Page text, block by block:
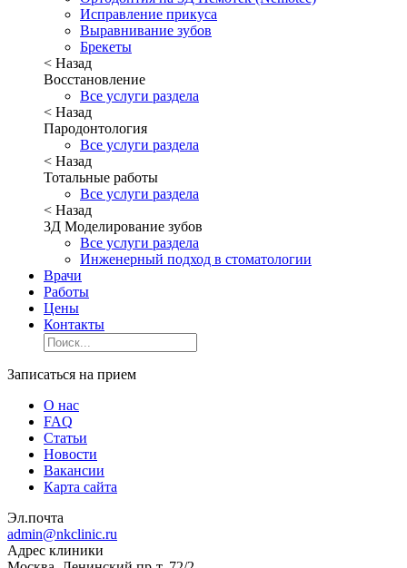
Исправление прикуса
Выравнивание зубов
Брекеты
< Назад
Восстановление
Все услуги раздела
< Назад
Пародонтология
Все услуги раздела
< Назад
Тотальные работы
Все услуги раздела
< Назад
3Д Моделирование зубов
Все услуги раздела
Инженерный подход в стоматологии
Врачи
Работы
Цены
Контакты
Записаться на прием
О нас
FAQ
Статьи
Новости
Вакансии
Карта сайта
Эл.почта
admin@nkclinic.ru
Адрес клиники